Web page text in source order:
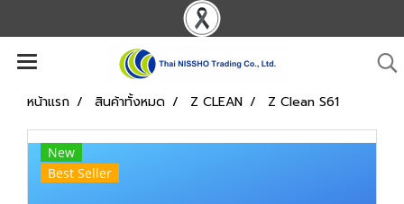
หน้าแรก สินค้าทั้งหมด Z CLEAN Z Clean S61
New
Best Seller